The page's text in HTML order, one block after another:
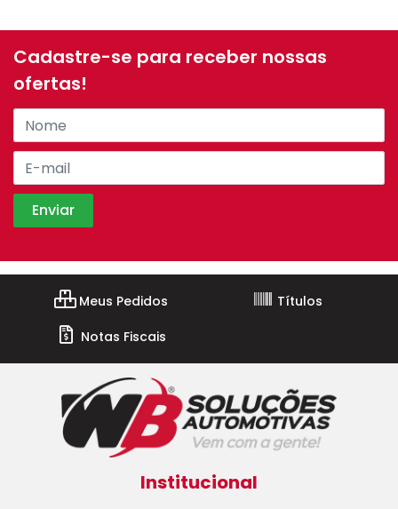
Cadastre-se para receber nossas
ofertas!
Meus Pedidos
Títulos
Notas Fiscais
Institucional